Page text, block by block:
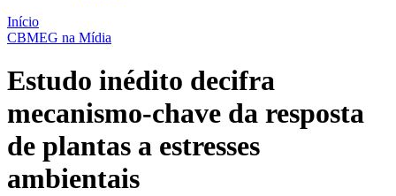
Início
CBMEG na Mídia
Estudo inédito decifra
mecanismo-chave da resposta
de plantas a estresses
ambientais